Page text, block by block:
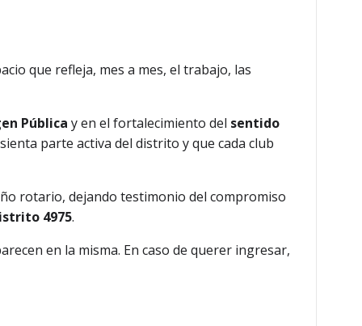
que refleja, mes a mes, el trabajo, las
Pública y en el fortalecimiento del sentido
parte activa del distrito y que cada club
rotario, dejando testimonio del compromiso
4975.
en la misma. En caso de querer ingresar,